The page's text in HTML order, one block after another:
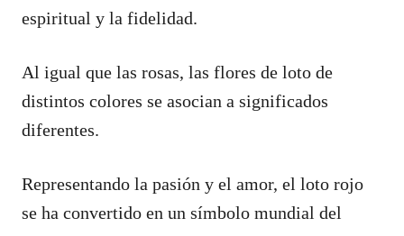
espiritual y la fidelidad.
Al igual que las rosas, las flores de loto de
distintos colores se asocian a significados
diferentes.
Representando la pasión y el amor, el loto rojo
se ha convertido en un símbolo mundial del